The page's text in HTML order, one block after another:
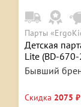
Парты
Детская
Lite (BD-
Бывший
Скидка 2075 ₽